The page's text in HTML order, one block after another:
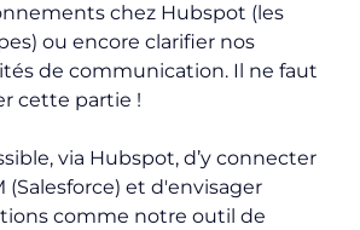
chez Hubspot (les
) ou encore clarifier nos
de communication. Il ne faut
cette partie !
via Hubspot, d’y connecter
(Salesforce) et d'envisager
comme notre outil de